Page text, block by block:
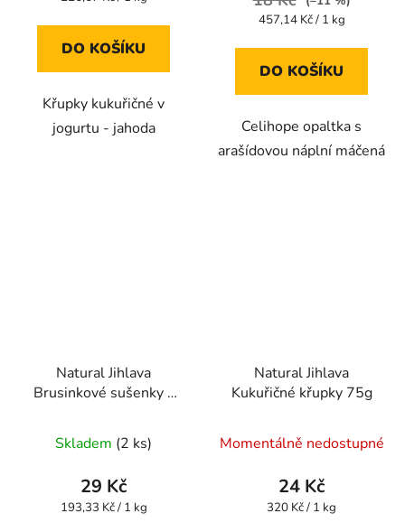
z
DO KOŠÍKU
Křupky kukuřičné v
jogurtu - jahoda
5,0
5
Měrná
457,14 Kč / 1 kg
DO KOŠÍKU
Celihope opaltka s
arašídovou náplní máčená
Natural Jihlava
Brusinkové sušenky s
150g
hodnocení
produktu
je
Skladem (2 ks)
29 Kč
Měrná
193,33 Kč / 1 kg
Natural Jihlava
Kukuřičné křupky 75g
hodnocení
produktu
je
Momentálně nedostupné
24 Kč
Měrná
320 Kč / 1 kg